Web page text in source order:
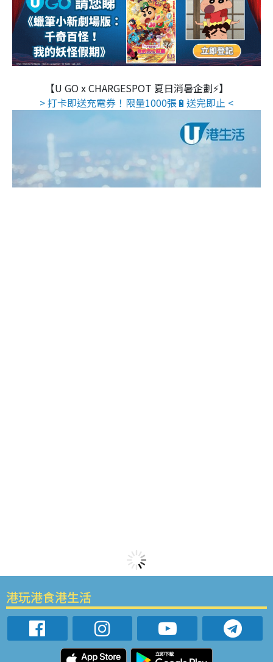
【U GO x CHARGESPOT 夏日消暑企劃⚡】
> 打卡即送充電券！限量1000張🔋送完即止 <
港玩港食港生活